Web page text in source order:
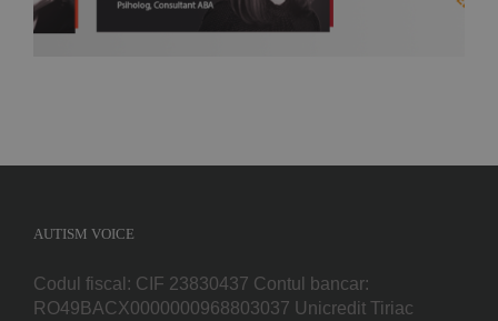
AUTISM VOICE
Codul fiscal: CIF 23830437 Contul bancar:
RO49BACX0000000968803037 Unicredit Tiriac